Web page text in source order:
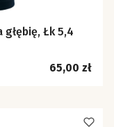
głębię, Łk 5,4
Cena
65,00 zł